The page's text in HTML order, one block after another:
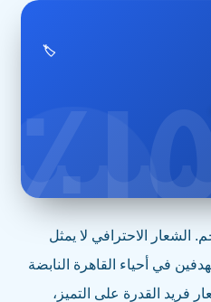
🏷️
الاحترافي لا يمثل
في أحياء القاهرة النابضة
فريد القدرة على التميز،